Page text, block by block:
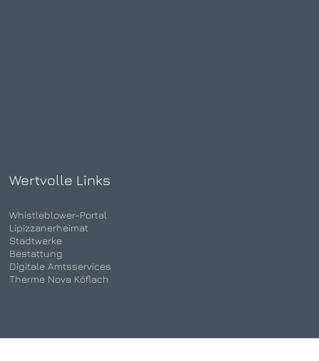
Wertvolle Links
Whistleblower-Portal
Lipizzanerheimat
Stadtwerke
Bestattung
Digitale Amtsservices
Therme Nova Köflach